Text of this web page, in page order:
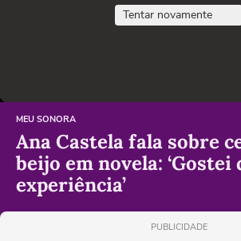
Tentar novamente
MEU SONORA
Ana Castela fala sobre
beijo em novela: ‘Gostei
experiência’
PUBLICIDADE